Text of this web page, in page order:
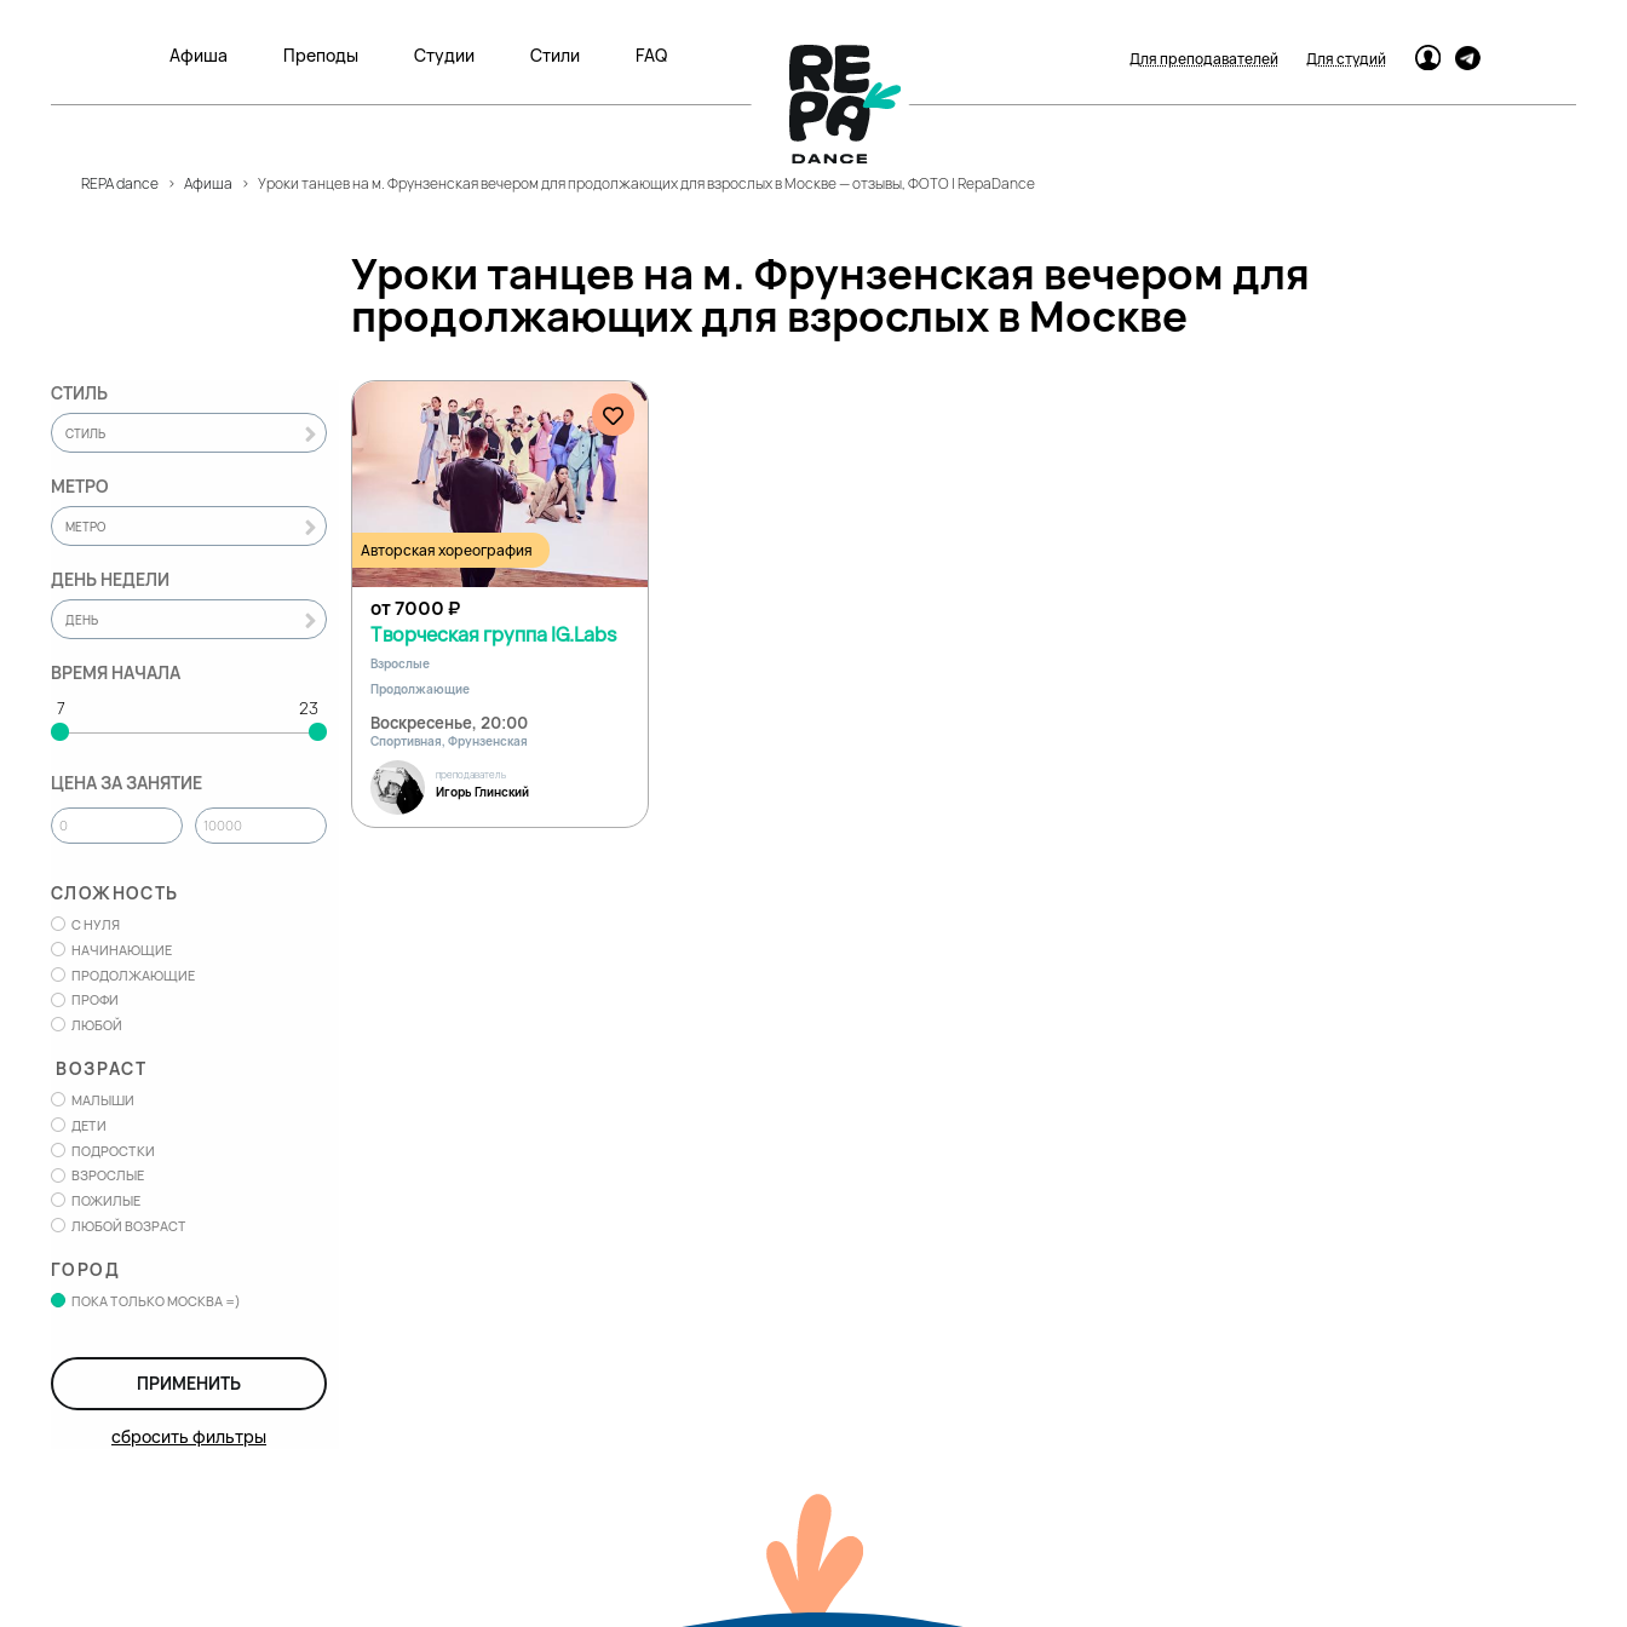
Афиша Преподы Студии Стили FAQ Для преподавателей Для студий
REPA dance > Афиша > Уроки танцев на м. Фрунзенская вечером для продолжающих для взрослых в Москве — отзывы, ФОТО | RepaDance
Уроки танцев на м. Фрунзенская вечером для
продолжающих для взрослых в Москве
СТИЛЬ
СТИЛЬ
МЕТРО
МЕТРО
ДЕНЬ НЕДЕЛИ
ДЕНЬ
ВРЕМЯ НАЧАЛА
ЦЕНА ЗА ЗАНЯТИЕ
СЛОЖНОСТЬ
С НУЛЯ
НАЧИНАЮЩИЕ
ПРОДОЛЖАЮЩИЕ
ПРОФИ
ЛЮБОЙ
ВОЗРАСТ
МАЛЫШИ
ДЕТИ
ПОДРОСТКИ
ВЗРОСЛЫЕ
ПОЖИЛЫЕ
ЛЮБОЙ ВОЗРАСТ
ГОРОД
ПОКА ТОЛЬКО МОСКВА =)
ПРИМЕНИТЬ
сбросить фильтры
Авторская хореография
от 7000₽
Творческая группа IG.Labs
Взрослые
Продолжающие
Воскресенье, 20:00
Спортивная, Фрунзенская
преподаватель
Игорь Глинский